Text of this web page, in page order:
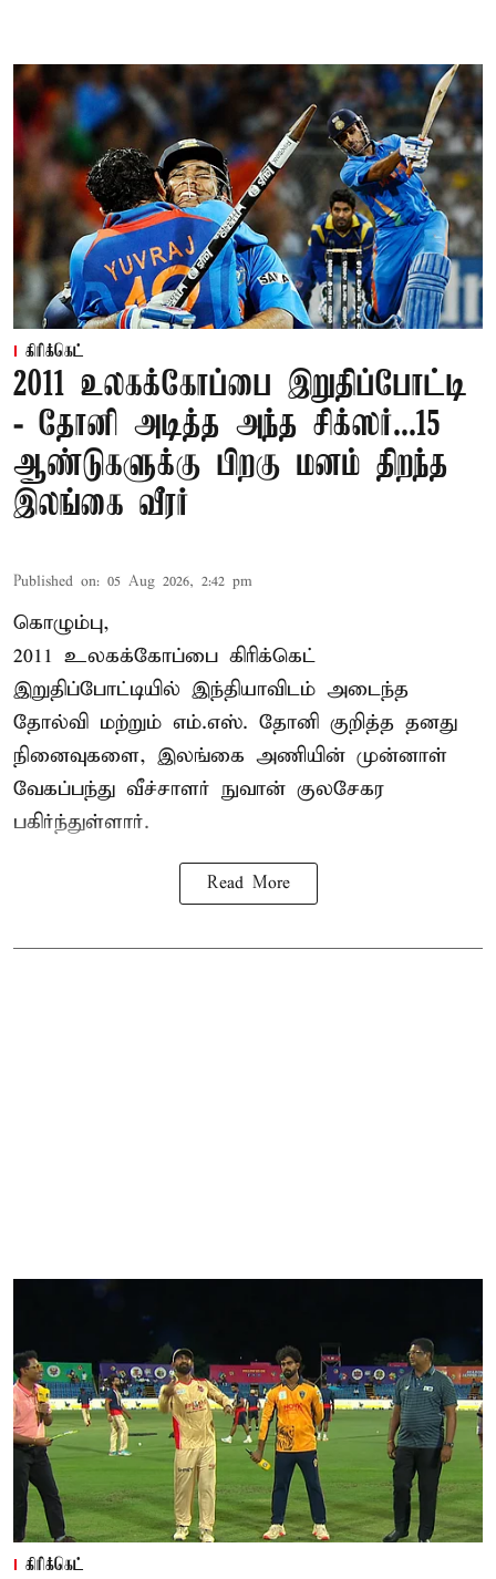
கிரிக்கெட்
2011 உலகக்கோப்பை இறுதிப்போட்டி
- தோனி அடித்த அந்த சிக்ஸர்...15
ஆண்டுகளுக்கு பிறகு மனம் திறந்த
இலங்கை வீரர்
Published on: 05 Aug 2026, 2:42 pm
கொழும்பு,
2011 உலகக்கோப்பை கிரிக்கெட்
இறுதிப்போட்டியில் இந்தியாவிடம் அடைந்த
தோல்வி மற்றும் எம்.எஸ். தோனி குறித்த தனது
நினைவுகளை, இலங்கை அணியின் முன்னாள்
வேகப்பந்து வீச்சாளர் நுவான் குலசேகர
பகிர்ந்துள்ளார்.
Read More
கிரிக்கெட்